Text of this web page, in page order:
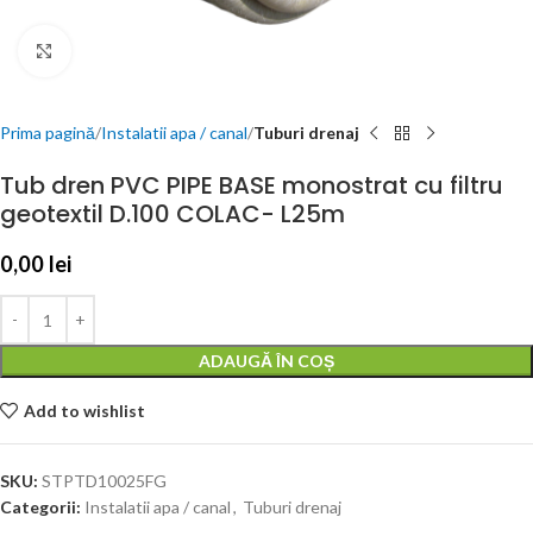
Prima pagină Instalatii apa / canal Tuburi drenaj
Tub dren PVC PIPE BASE monostrat cu filtru
geotextil D.100 COLAC- L25m
0,00 lei
ADAUGĂ ÎN COȘ
Add to wishlist
SKU: STPTD10025FG
Categorii: Instalatii apa / canal, Tuburi drenaj